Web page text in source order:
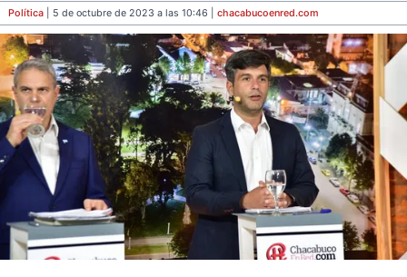
Política | 5 de octubre de 2023 a las 10:46 | chacabucoenred.com